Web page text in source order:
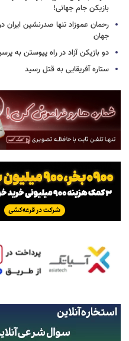
بازیکن جام جهانی!
رحمان عموزاد تنها صدرنشین ایران در
جهان
دو بازیکن آزاد در راه پیوستن به
ستاره آفریقایی به قتل رسید